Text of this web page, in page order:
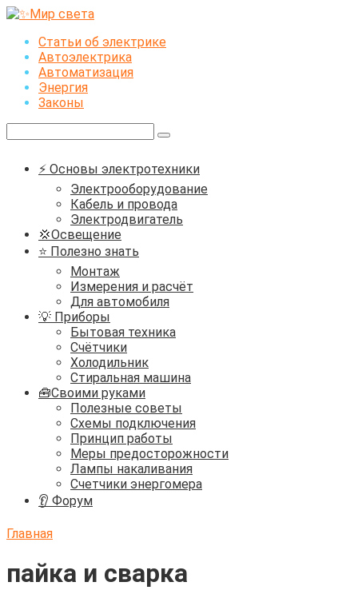
Перейти
контентуСтатьи об электрике
Автоэлектрика
Автоматизация
Энергия
Законы
⚡ Основы электротехники
Электрооборудование
Кабель и провода
Электродвигатель
💢Освещение
⭐ Полезно знать
Монтаж
Измерения и расчёт
Для автомобиля
💡 Приборы
Бытовая техника
Счётчики
Холодильник
Стиральная машина
🧰Своими руками
Полезные советы
Схемы подключения
Принцип работы
Меры предосторожности
Лампы накаливания
Счетчики энергомера
👂 Форум
Главная
пайка и сварка